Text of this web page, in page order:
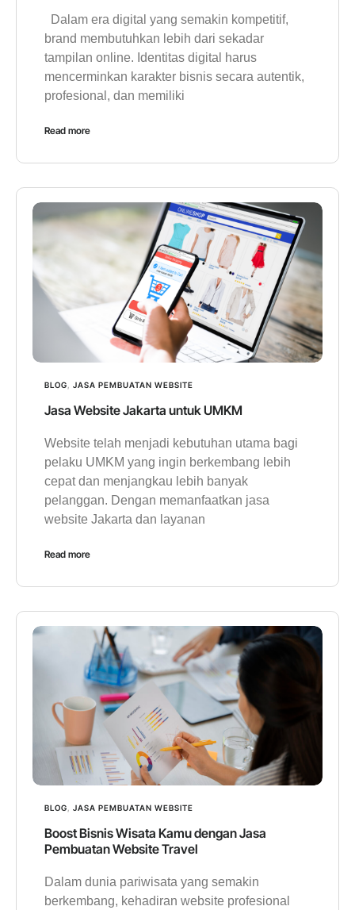
Dalam era digital yang semakin kompetitif,
brand membutuhkan lebih dari sekadar
tampilan online. Identitas digital harus
mencerminkan karakter bisnis secara autentik,
profesional, dan memiliki
Read more
BLOG JASA PEMBUATAN WEBSITE
Jasa Website Jakarta untuk UMKM
Website telah menjadi kebutuhan utama bagi
pelaku UMKM yang ingin berkembang lebih
cepat dan menjangkau lebih banyak
pelanggan. Dengan memanfaatkan jasa
website Jakarta dan layanan
Read more
BLOG JASA PEMBUATAN WEBSITE
Boost Bisnis Wisata Kamu dengan Jasa
Pembuatan Website Travel
Dalam dunia pariwisata yang semakin
berkembang, kehadiran website profesional